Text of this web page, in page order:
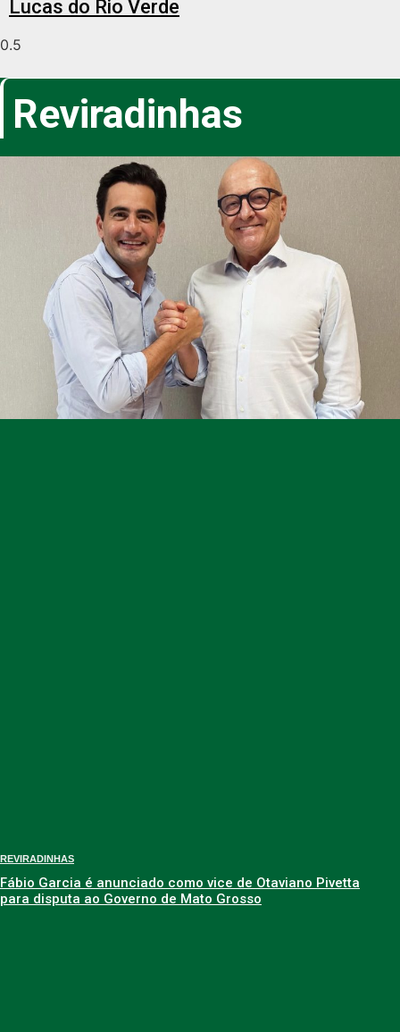
Lucas do Rio Verde
Reviradinhas
REVIRADINHAS
Fábio Garcia é anunciado como vice de Otaviano Pivetta
para disputa ao Governo de Mato Grosso